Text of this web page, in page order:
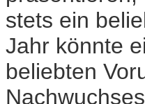
stets ein
Jahr könnte
beliebten